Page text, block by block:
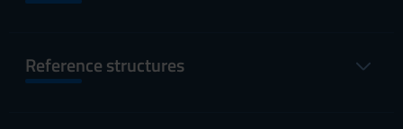
Reference structures